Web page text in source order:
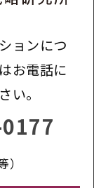
ョンにつ
お電話に
い。